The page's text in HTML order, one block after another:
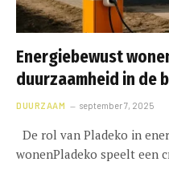
Energiebewust
duurzaamheid in de
DUURZAAM september 7, 2025
De rol van Pladeko in
wonenPladeko speelt een